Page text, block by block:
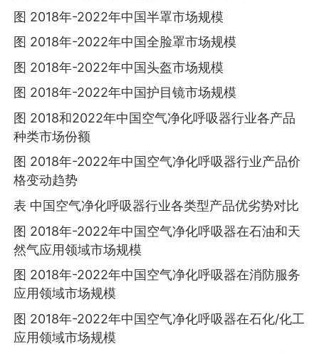
图 2018年-2022年中国半罩市场规模
图 2018年-2022年中国全脸罩市场规模
图 2018年-2022年中国头盔市场规模
图 2018年-2022年中国护目镜市场规模
图 2018和2022年中国空气净化呼吸器行业各产品
种类市场份额
图 2018年-2022年中国空气净化呼吸器行业产品价
格变动趋势
表 中国空气净化呼吸器行业各类型产品优劣势对比
图 2018年-2022年中国空气净化呼吸器在石油和天
然气应用领域市场规模
图 2018年-2022年中国空气净化呼吸器在消防服务
应用领域市场规模
图 2018年-2022年中国空气净化呼吸器在石化/化工
应用领域市场规模